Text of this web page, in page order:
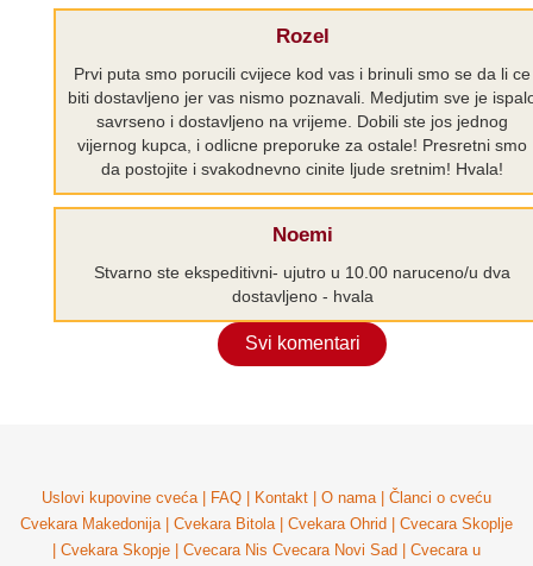
Rozel
Prvi puta smo porucili cvijece kod vas i brinuli smo se da li ce
biti dostavljeno jer vas nismo poznavali. Medjutim sve je
savrseno i dostavljeno na vrijeme. Dobili ste jos jednog
vijernog kupca, i odlicne preporuke za ostale! Presretni smo
da postojite i svakodnevno cinite ljude sretnim! Hvala!
Noemi
Stvarno ste ekspeditivni- ujutro u 10.00 naruceno/u dva
dostavljeno - hvala
Svi komentari
Uslovi kupovine cveća FAQ Kontakt O nama
Članci o cveću
Cvekara Makedonija
Cvekara Bitola Cvekara Ohrid
Cvecara Skoplje
Cvekara Skopje Cvecara Nis Cvecara Novi Sad
Cvecara u